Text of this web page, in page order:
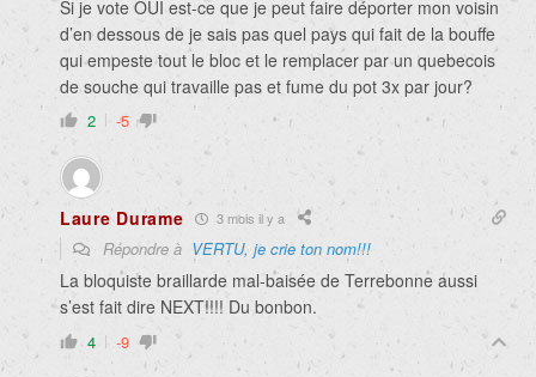
Si je vote OUI est-ce que je peut faire déporter mon voisin
d’en dessous de je sais pas quel pays qui fait de la bouffe
qui empeste tout le bloc et le remplacer par un quebecois
de souche qui travaille pas et fume du pot 3x par jour?
2 -5
Laure Durame 3 mois il y a
Répondre à VERTU, je crie ton nom!!!
La bloquiste braillarde mal-baisée de Terrebonne aussi
s’est fait dire NEXT!!!! Du bonbon.
4 -9